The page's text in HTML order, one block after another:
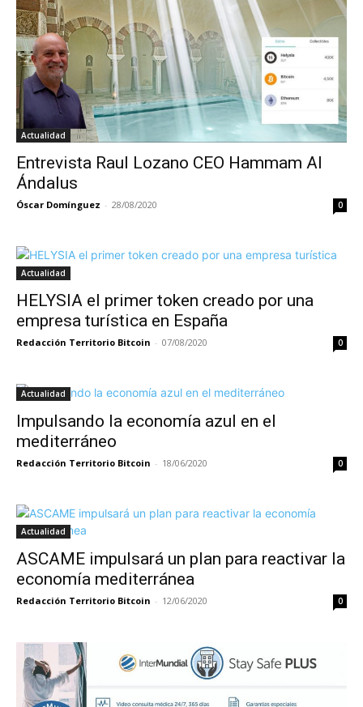
Actualidad
Entrevista Raul Lozano CEO Hammam Al
Ándalus
Óscar Domínguez - 28/08/2020 0
Actualidad
HELYSIA el primer token creado por una
empresa turística en España
Redacción Territorio Bitcoin - 07/08/2020 0
Actualidad
Impulsando la economía azul en el
mediterráneo
Redacción Territorio Bitcoin - 18/06/2020 0
Actualidad
ASCAME impulsará un plan para reactivar la
economía mediterránea
Redacción Territorio Bitcoin - 12/06/2020 0